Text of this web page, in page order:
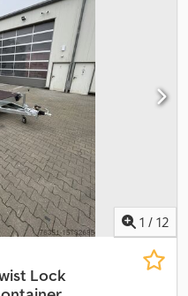
1 / 12
Lock